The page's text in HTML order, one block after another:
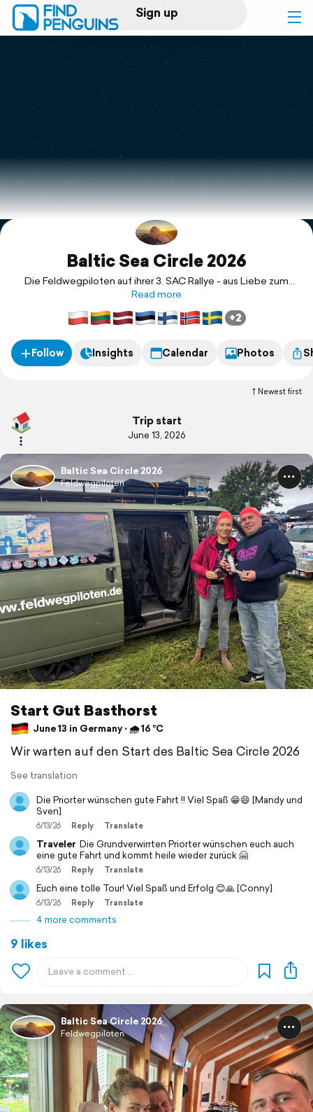
Sign up
Log in
Print a book
Flyover video
Explore
Support
Baltic Sea Circle 2026
Die Feldwegpiloten auf ihrer 3. SAC Rallye - aus Liebe zum
Norden
Read more
+2
Follow Insights Calendar Photos
Newest first
Trip start
June 13, 2026
Baltic Sea Circle 2026
Feldwegpiloten
Start Gut Basthorst
June 13 in Germany ⋅ 🌧 16 °C
Wir warten auf den Start des Baltic Sea Circle 2026
See translation
Die Priorter wünschen gute Fahrt !! Viel Spaß 😁😄 [Mandy und
Sven]
6/13/26 Reply Translate
Traveler Die Grundverwirrten Priorter wünschen euch auch
eine gute Fahrt und kommt heile wieder zurück 🤗
6/13/26 Reply Translate
Euch eine tolle Tour! Viel Spaß und Erfolg 😊🙏 [Conny]
6/13/26 Reply Translate
4 more comments
9 likes
Baltic Sea Circle 2026
Feldwegpiloten